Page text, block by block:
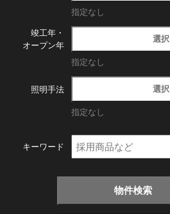
指定なし
竣工年・
オープン年
選択
指定なし
照明手法 選択
指定なし
キーワード
物件検索